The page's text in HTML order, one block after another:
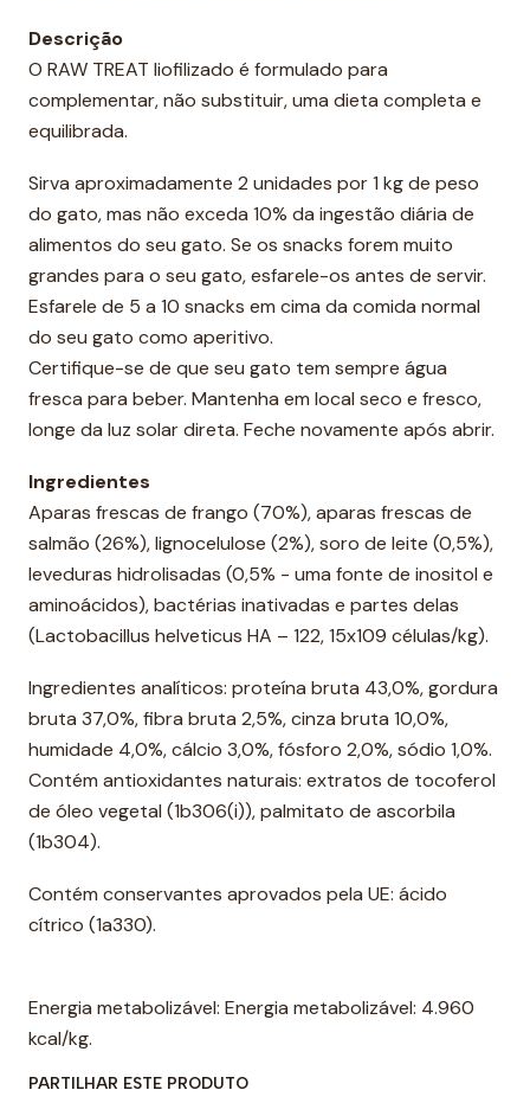
e
Descrição
O RAW TREAT liofilizado é formulado para
complementar, não substituir, uma dieta completa e
equilibrada.
Sirva aproximadamente 2 unidades por 1 kg de peso
do gato, mas não exceda 10% da ingestão diária de
alimentos do seu gato. Se os snacks forem muito
grandes para o seu gato, esfarele-os antes de servir.
Esfarele de 5 a 10 snacks em cima da comida normal
do seu gato como aperitivo.
Certifique-se de que seu gato tem sempre água
fresca para beber. Mantenha em local seco e fresco,
longe da luz solar direta. Feche novamente após abrir.
Ingredientes
Aparas frescas de frango (70%), aparas frescas de
salmão (26%), lignocelulose (2%), soro de leite (0,5%),
leveduras hidrolisadas (0,5% - uma fonte de inositol e
aminoácidos), bactérias inativadas e partes delas
(Lactobacillus helveticus HA – 122, 15x109 células/kg).
Ingredientes analíticos: proteína bruta 43,0%, gordura
bruta 37,0%, fibra bruta 2,5%, cinza bruta 10,0%,
humidade 4,0%, cálcio 3,0%, fósforo 2,0%, sódio 1,0%.
Contém antioxidantes naturais: extratos de tocoferol
de óleo vegetal (1b306(i)), palmitato de ascorbila
(1b304).
Contém conservantes aprovados pela UE: ácido
cítrico (1a330).
Energia metabolizável: Energia metabolizável: 4.960
kcal/kg.
PARTILHAR ESTE PRODUTO